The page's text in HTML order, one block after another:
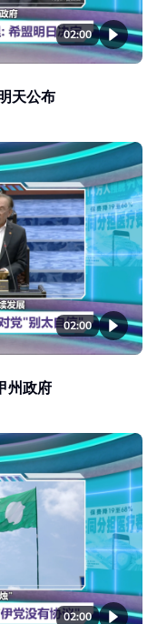
02:00
天公布
02:00
州政府
02:00